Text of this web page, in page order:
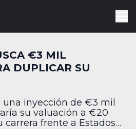
€3 MIL
DUPLICAR SU
una inyección de €3 mil
su valuación a €20
carrera frente a Estados